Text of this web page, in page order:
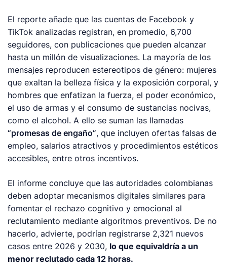
El reporte añade que las cuentas de Facebook y
TikTok analizadas registran, en promedio, 6,700
seguidores, con publicaciones que pueden alcanzar
hasta un millón de visualizaciones. La mayoría de los
mensajes reproducen estereotipos de género: mujeres
que exaltan la belleza física y la exposición corporal, y
hombres que enfatizan la fuerza, el poder económico,
el uso de armas y el consumo de sustancias nocivas,
como el alcohol. A ello se suman las llamadas
“promesas de engaño”, que incluyen ofertas falsas de
empleo, salarios atractivos y procedimientos estéticos
accesibles, entre otros incentivos.
El informe concluye que las autoridades colombianas
deben adoptar mecanismos digitales similares para
fomentar el rechazo cognitivo y emocional al
reclutamiento mediante algoritmos preventivos. De no
hacerlo, advierte, podrían registrarse 2,321 nuevos
casos entre 2026 y 2030, lo que equivaldría a un
menor reclutado cada 12 horas.